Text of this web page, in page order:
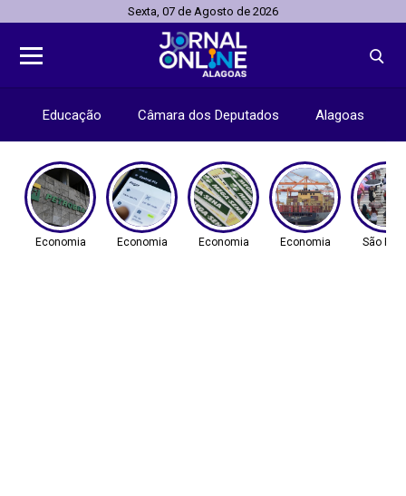
Sexta, 07 de Agosto de 2026
Educação Câmara dos Deputados Alagoas
Economia Economia Economia Economia São